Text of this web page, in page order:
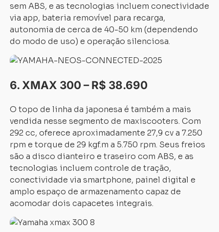
sem ABS, e as tecnologias incluem conectividade
via app, bateria removível para recarga,
autonomia de cerca de 40-50 km (dependendo
do modo de uso) e operação silenciosa.
6. XMAX 300 – R$ 38.690
O topo de linha da japonesa é também a mais
vendida nesse segmento de maxiscooters. Com
292 cc, oferece aproximadamente 27,9 cv a 7.250
rpm e torque de 29 kgf.m a 5.750 rpm. Seus freios
são a disco dianteiro e traseiro com ABS, e as
tecnologias incluem controle de tração,
conectividade via smartphone, painel digital e
amplo espaço de armazenamento capaz de
acomodar dois capacetes integrais.